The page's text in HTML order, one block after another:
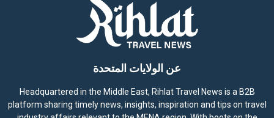
عن الولايات المتحدة
Headquartered in the Middle East, Rihlat Travel News is a B2B
platform sharing timely news, insights, inspiration and tips on travel